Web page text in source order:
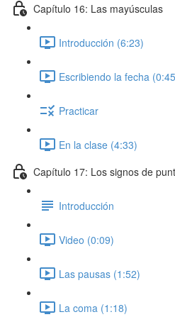
Capítulo 16: Las mayúsculas
Introducción (6:23)
Escribiendo la fecha
Practicar
En la clase (4:33)
Capítulo 17: Los signos de
Introducción
Video (0:09)
Las pausas (1:52)
La coma (1:18)